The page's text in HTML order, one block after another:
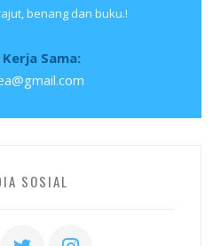
benang dan buku.!
Kerja Sama:
SOSIAL